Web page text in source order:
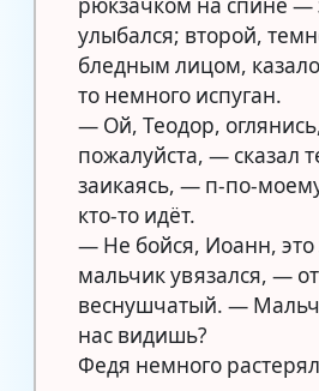
улыбался; второй,
бледным лицом,
то немного испуган.
— Ой, Теодор,
пожалуйста, — сказал
заикаясь, — п-по-
кто-то идёт.
— Не бойся, Иоанн, это
мальчик увязался, —
веснушчатый. —
нас видишь?
Федя немного